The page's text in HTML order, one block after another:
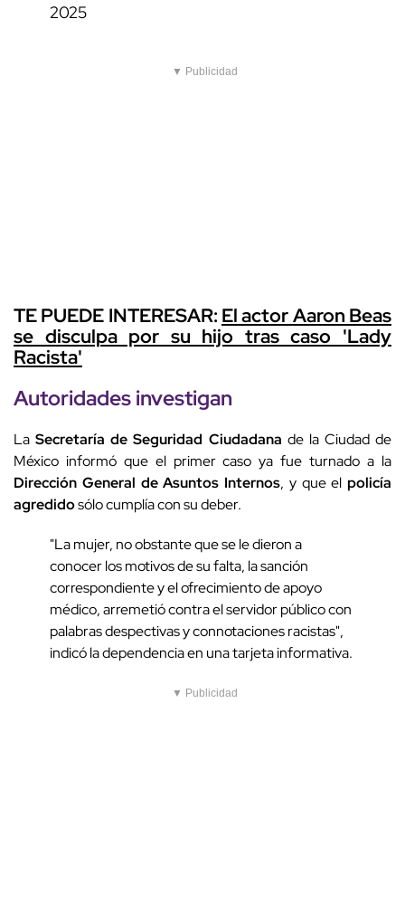
2025
▼ Publicidad
TE PUEDE INTERESAR: El actor Aaron Beas
se disculpa por su hijo tras caso 'Lady
Racista'
Autoridades investigan
LaSecretaría de Seguridad Ciudadana de la Ciudad de
México informó que el primer caso ya fue turnado a la
Dirección General de Asuntos Internos, y que el policía
agredidosólo cumplía con su deber.
"La mujer, no obstante que se le dieron a
conocer los motivos de su falta, la sanción
correspondiente y el ofrecimiento de apoyo
médico, arremetió contra el servidor público con
palabras despectivas y connotaciones racistas",
indicó la dependencia en una tarjeta informativa.
▼ Publicidad